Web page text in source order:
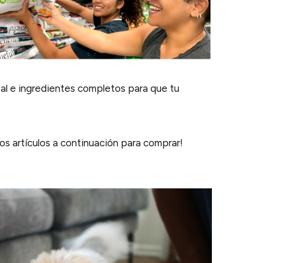
e ingredientes completos para que tu
artículos a continuación para comprar!